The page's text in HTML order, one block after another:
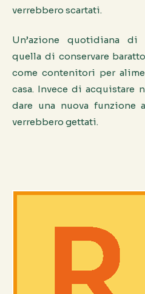
verrebbero scartati.
Un’azione quotidiana
quella di conservare
come contenitori per
casa. Invece di acquistare
dare una nuova funzione
verrebbero gettati.